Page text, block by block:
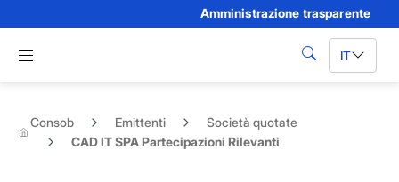
Amministrazione trasparente
Apri menu di navigazione
cerca IT
Consob Emittenti
Società quotate
CAD IT SPA Partecipazioni Rilevanti